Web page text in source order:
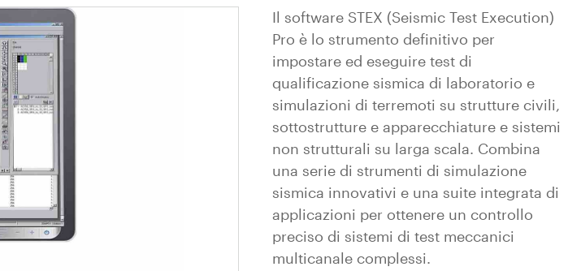
Il software STEX (Seismic Test Execution)
Pro è lo strumento definitivo per
impostare ed eseguire test di
qualificazione sismica di laboratorio e
simulazioni di terremoti su strutture civili,
sottostrutture e apparecchiature e sistemi
non strutturali su larga scala. Combina
una serie di strumenti di simulazione
sismica innovativi e una suite integrata di
applicazioni per ottenere un controllo
preciso di sistemi di test meccanici
multicanale complessi.